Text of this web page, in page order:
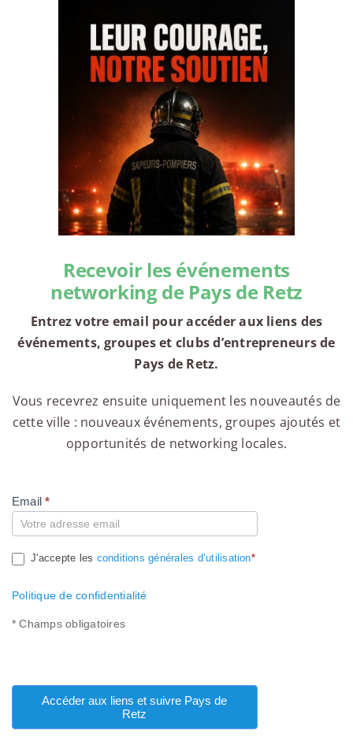
Recevoir les événements
networking de Pays de Retz
Entrez votre email pour accéder aux liens des
événements, groupes et clubs d’entrepreneurs de
Pays de Retz.
Vous recevrez ensuite uniquement les nouveautés de
cette ville : nouveaux événements, groupes ajoutés et
opportunités de networking locales.
Compte
Email*
J'accepte les conditions générales d’utilisation*
Politique de confidentialité
* Champs obligatoires
Accéder aux liens et suivre Pays de
Retz